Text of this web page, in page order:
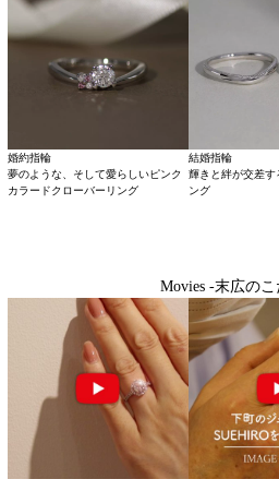
婚約指輪
夢のような、そして愛らしいピンク
カラードクローバーリング
結婚指輪
輝きと絆が交差す
ング
Movies -末広の